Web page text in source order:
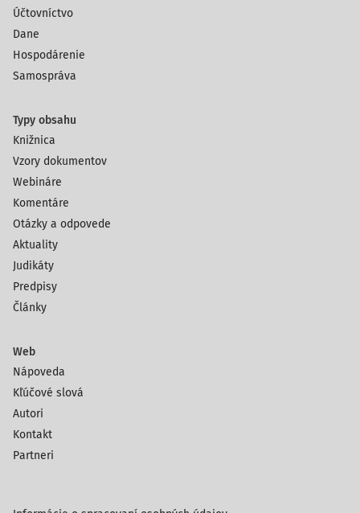
Účtovníctvo
Dane
Hospodárenie
Samospráva
Typy obsahu
Knižnica
Vzory dokumentov
Webináre
Komentáre
Otázky a odpovede
Aktuality
Judikáty
Predpisy
Články
Web
Nápoveda
Kľúčové slová
Autori
Kontakt
Partneri